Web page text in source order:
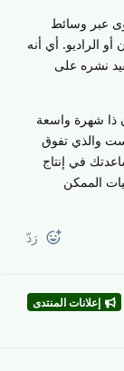
عبر وسائط
أو الراديو. أي أنه
نشره على
ذا شهرة واسعة
والذي تفوق
في إنتاج
الممكن
رَدّ
إعلانات المنتدى